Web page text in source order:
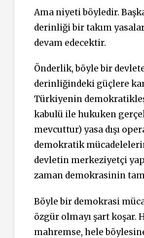
Ama niyeti böyledir.
derinliği bir takım
devam edecektir.
Önderlik, böyle bir
derinliğindeki güçlere
Türkiyenin
kabulü ile hukuken
mevcuttur) yasa dışı
demokratik
devletin merkeziyetçi
zaman demokrasinin
Böyle bir demokrasi
özgür olmayı şart koşar.
mahremse, hele